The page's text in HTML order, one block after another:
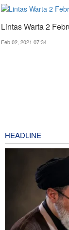
Lintas Warta 2
Feb 02, 2021 07:34
HEADLINE